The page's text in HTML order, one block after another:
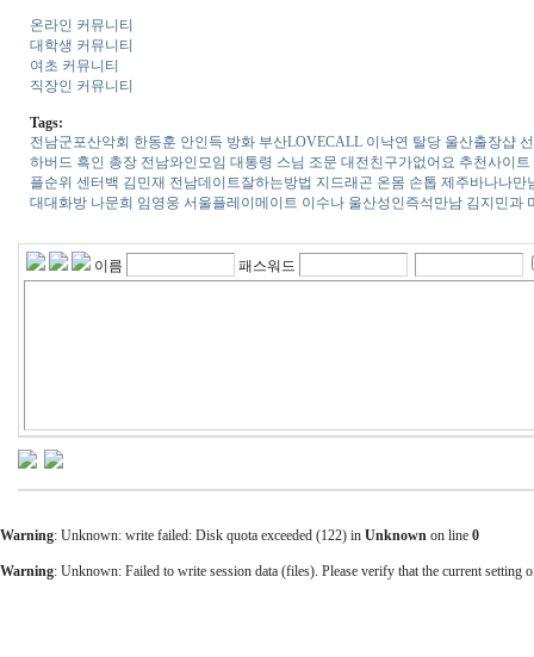
온라인 커뮤니티
대학생 커뮤니티
여초 커뮤니티
직장인 커뮤니티
Tags:
전남군포산악회 한동훈 안인득 방화 부산L­O­V­E­C­A­L­L 이낙연 탈당 울산출장샵
하버드 흑인 총장 전남와인모임 대통령 스님 조문 대전친구가없어요 추천사이트
플순위 센터백 김민재 전남데­이­트­잘­하­는­방­법 지드래곤 온몸 손톱 제주바­나­나­만­
대­대­화­방 나문희 임영웅 서울플레이메이트 이수나 울산성­인­즉­석­만­남 김지민과
이름 패스워드
Warning: Unknown: write failed: Disk quota exceeded (122) in Unknown on line 0
Warning: Unknown: Failed to write session data (files). Please verify that the current setting